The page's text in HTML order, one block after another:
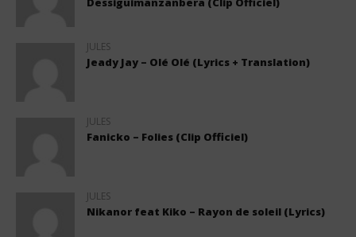
JULES
Jeady Jay – Olé Olé (Lyrics + Translation)
JULES
Fanicko – Folies (Clip Officiel)
JULES
Nikanor feat Kiko – Rayon de soleil (Lyrics)